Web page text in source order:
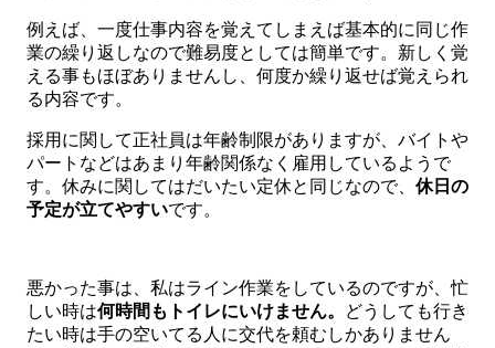
例えば、一度仕事内容を覚えてしまえば基本的に同じ作
業の繰り返しなので難易度としては簡単です。新しく覚
える事もほぼありませんし、何度か繰り返せば覚えられ
る内容です。
採用に関して正社員は年齢制限がありますが、バイトや
パートなどはあまり年齢関係なく雇用しているようで
す。休みに関してはだいたい定休と同じなので、 休日の
予定が立てやすいです。
悪かった事は、私はライン作業をしているのですが、忙
しい時は何時間もトイレにいけません。
どうしても行き
たい時は手の空いてる人に交代を頼むしかありません